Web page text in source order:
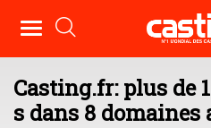
Casting.fr: plus de
s dans 8